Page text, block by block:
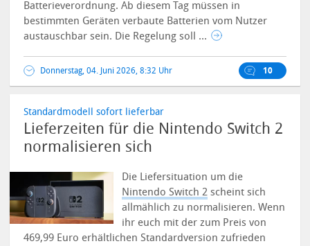
Batterieverordnung. Ab diesem Tag müssen in
bestimmten Geräten verbaute Batterien vom Nutzer
austauschbar sein. Die Regelung soll ...
Donnerstag, 04. Juni 2026, 8:32 Uhr 10
Standardmodell sofort lieferbar
Lieferzeiten für die Nintendo Switch 2
normalisieren sich
Die Liefersituation um die
Nintendo Switch 2 scheint sich
allmählich zu normalisieren. Wenn
ihr euch mit der zum Preis von
469,99 Euro erhältlichen Standardversion zufrieden